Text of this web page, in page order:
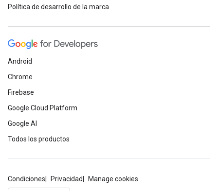
Política de desarrollo de la marca
Android
Chrome
Firebase
Google Cloud Platform
Google AI
Todos los productos
Condiciones Privacidad Manage cookies